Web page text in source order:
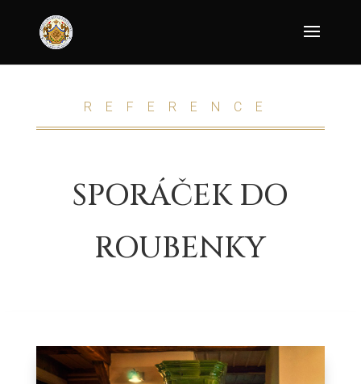
REFERENCE
SPORÁČEK DO
ROUBENKY